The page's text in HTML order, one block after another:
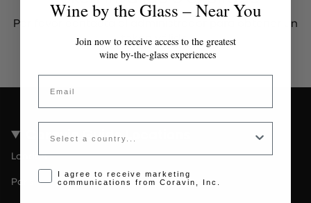
Por favor contacta al administrador para obtener un
token válido.
Coravin Guide Locations
London
Paris
Wine by the Glass – Near You
Join now to receive access to the greatest
wine by-the-glass experiences
Email
Country
Opt-in disclaimer
I agree to receive marketing
communications from Coravin, Inc.